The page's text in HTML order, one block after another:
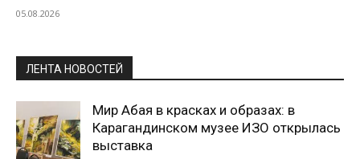
05.08.2026
ЛЕНТА НОВОСТЕЙ
Мир Абая в красках и образах: в
Карагандинском музее ИЗО открылась
выставка